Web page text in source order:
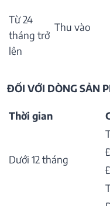
Từ 24
tháng trở
lên
Thu vào
ĐỐI VỚI DÒNG SẢN
Thời gian
Dưới 12 tháng